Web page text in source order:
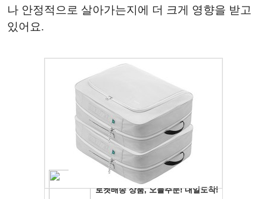
나 안정적으로 살아가는지에 더 크게 영향을 받고
있어요.